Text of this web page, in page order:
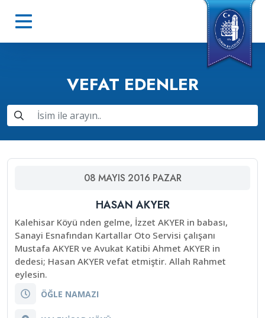
VEFAT EDENLER
08 MAYIS 2016 PAZAR
HASAN AKYER
Kalehisar Köyü nden gelme, İzzet AKYER in babası,
Sanayi Esnafından Kartallar Oto Servisi çalışanı
Mustafa AKYER ve Avukat Katibi Ahmet AKYER in
dedesi; Hasan AKYER vefat etmiştir. Allah Rahmet
eylesin.
ÖĞLE NAMAZI